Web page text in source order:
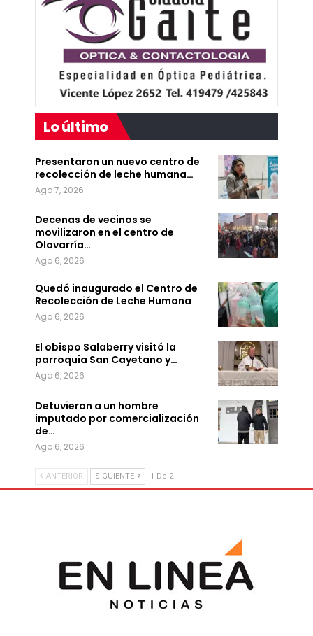
Lo último
Presentaron un nuevo centro de
recolección de leche humana…
Ago 7, 2026
Decenas de vecinos se
movilizaron en el centro de
Olavarría…
Ago 6, 2026
Quedó inaugurado el Centro de
Recolección de Leche Humana
Ago 6, 2026
El obispo Salaberry visitó la
parroquia San Cayetano y…
Ago 6, 2026
Detuvieron a un hombre
imputado por comercialización
de…
Ago 6, 2026
ANTERIOR SIGUIENTE 1 De 2